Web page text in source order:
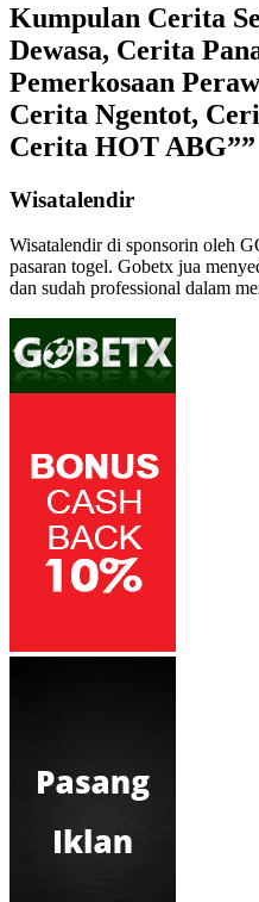
Kumpulan Cerita
Dewasa, Cerita
Pemerkosaan
Cerita Ngentot,
Cerita HOT ABG””
Wisatalendir
Wisatalendir di sponsorin oleh
pasaran togel. Gobetx jua
dan sudah professional dalam